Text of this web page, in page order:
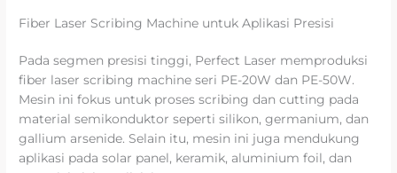
Fiber Laser Scribing Machine untuk Aplikasi Presisi
Pada segmen presisi tinggi, Perfect Laser memproduksi
fiber laser scribing machine seri PE-20W dan PE-50W.
Mesin ini fokus untuk proses scribing dan cutting pada
material semikonduktor seperti silikon, germanium, dan
gallium arsenide. Selain itu, mesin ini juga mendukung
aplikasi pada solar panel, keramik, aluminium foil, dan